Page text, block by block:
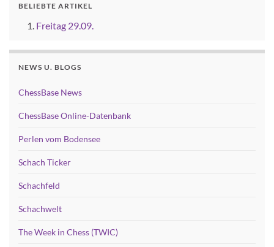
BELIEBTE ARTIKEL
Freitag 29.09.
NEWS U. BLOGS
ChessBase News
ChessBase Online-Datenbank
Perlen vom Bodensee
Schach Ticker
Schachfeld
Schachwelt
The Week in Chess (TWIC)